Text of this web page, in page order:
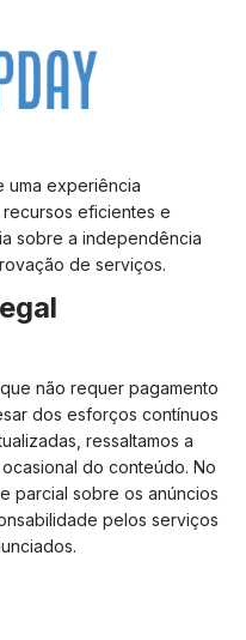
uma experiência
eficientes e
sobre a independência
de serviços.
não requer pagamento
dos esforços contínuos
ressaltamos a
do conteúdo. No
parcial sobre os anúncios
pelos serviços